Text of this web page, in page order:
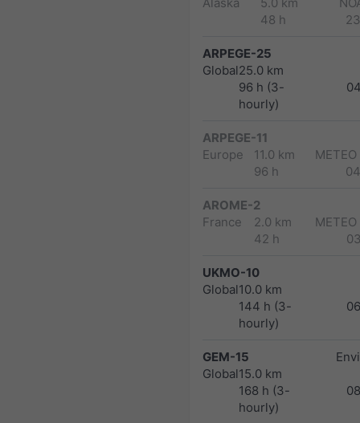
Alaska
5.0 km
48 h
ARPEGE-25
Global25.0 km
96 h (3-
hourly)
ARPEGE-11
Europe
11.0 km
96 h
AROME-2
France
2.0 km
42 h
UKMO-10
Global10.0 km
144 h (3-
hourly)
GEM-15
Global15.0 km
168 h (3-
hourly)